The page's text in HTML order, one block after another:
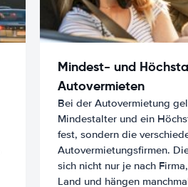
Mindest- und
Autovermieten
Bei der Autovermietung
Mindestalter und ein
fest, sondern die
Autovermietungsfirmen.
sich nicht nur je nach
Land und hängen